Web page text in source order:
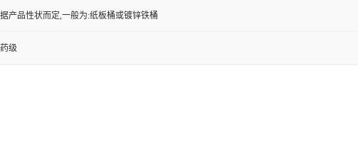
产品性状而定,一般为:纸板桶或镀锌铁桶
级